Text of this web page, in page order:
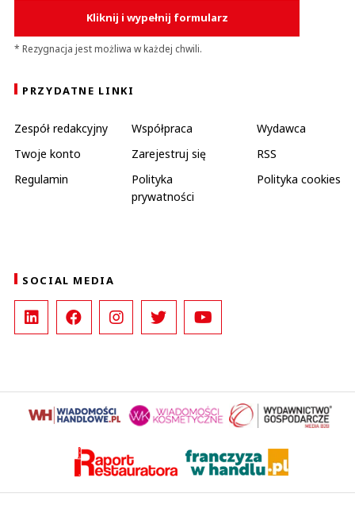
Kliknij i wypełnij formularz
* Rezygnacja jest możliwa w każdej chwili.
PRZYDATNE LINKI
Zespół redakcyjny Współpraca
Wydawca
Twoje konto
Zarejestruj się
RSS
Regulamin
Polityka
prywatności
Polityka cookies
SOCIAL MEDIA